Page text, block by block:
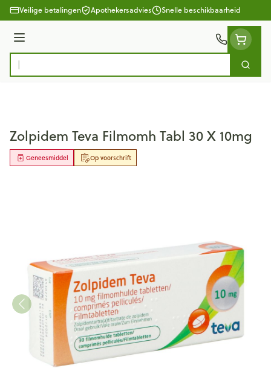
Ga naar de inhoud
Veilige betalingen Apothekersadvies Snelle beschikbaarheid
Menu
Product, merk, categorie... Zoek
Zolpidem Teva Filmomh Tabl 30 X 10mg
Op voorschrift
Geneesmiddel